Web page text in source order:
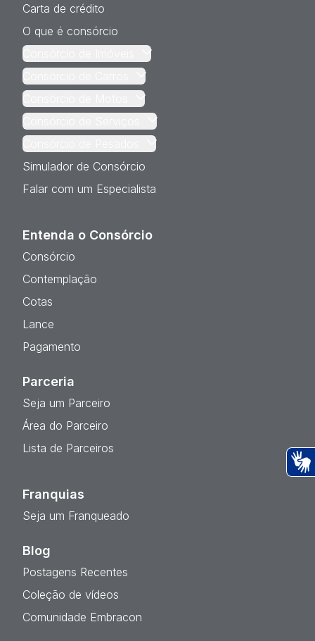
Carta de crédito
O que é consórcio
Simulador de Consórcio
Falar com um Especialista
Entenda o Consórcio
Consórcio
Contemplação
Cotas
Lance
Pagamento
Parceria
Seja um Parceiro
Área do Parceiro
Lista de Parceiros
Franquias
Seja um Franqueado
Blog
Postagens Recentes
Coleção de vídeos
Comunidade Embracon